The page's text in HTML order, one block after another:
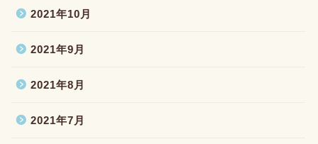
2021年10月
2021年9月
2021年8月
2021年7月